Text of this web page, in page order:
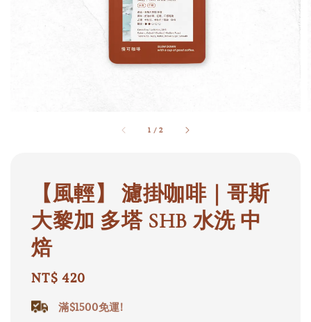
1 /2
【風輕】 濾掛咖啡｜哥斯
大黎加 多塔 SHB 水洗 中
焙
Regular
price
NT$ 420
滿$1500免運!